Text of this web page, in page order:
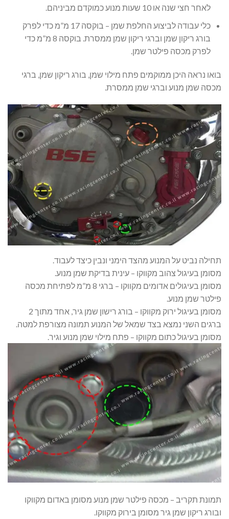
לאחר חצי שנה או 10 שעות מנוע כמוקדם מביניהם.
כלי עבודה לביצוע החלפת שמן – בוקסה 17 מ”מ כדי לפרק
בורג ריקון שמן וברגי ריקון שמן ממסרת. בוקסה 8 מ”מ כדי
לפרק מכסה פילטר שמן.
בואו נראה היכן ממוקמים פתח מילוי שמן, בורג ריקון שמן, ברגי
מכסה שמן מנוע וברגי שמן ממסרת.
תחילה נביט על המנוע מהצד הימני ונבין כיצד לעבוד.
מסומן בעיגול צהוב מקווקו – עינית בדיקת שמן מנוע.
מסומן בעיגולים אדומים מקווקו – ברגי 8 מ”מ לפתיחת מכסה
פילטר שמן מנוע.
מסומן בעיגול ירוק מקווקו – בורג רישון שמן גיר, אחד מתוך 2
ברגים השני נמצא בצד שמאל של המנוע תמונה מצורפת למטה.
מסומן בעיגול כתום מקווקו – פתח מילוי שמן מנוע וגיר.
תמונת תקריב – מכסה פילטר שמן מנוע מסומן באדום מקווקו
ובורג ריקון שמן גיר מסומן בירוק מקווקו.